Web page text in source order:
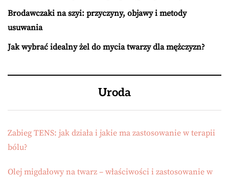
Brodawczaki na szyi: przyczyny, objawy i metody
usuwania
Jak wybrać idealny żel do mycia twarzy dla mężczyzn?
Uroda
Zabieg TENS: jak działa i jakie ma zastosowanie w terapii
bólu?
Olej migdałowy na twarz – właściwości i zastosowanie w